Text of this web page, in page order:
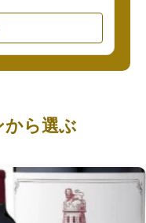
から選ぶ